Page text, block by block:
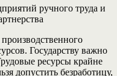
ручного труда и
Государству важно
ресурсы крайне
допустить безработицу,